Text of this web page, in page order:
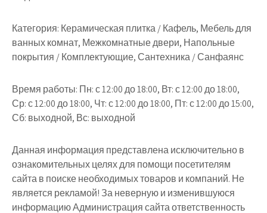
Категория: Керамическая плитка / Кафель, Мебель для
ванных комнат, Межкомнатные двери, Напольные
покрытия / Комплектующие, Сантехника / Санфаянс
Время работы: Пн: с 12:00 до 18:00, Вт: с 12:00 до 18:00,
Ср: с 12:00 до 18:00, Чт: с 12:00 до 18:00, Пт: с 12:00 до 15:00,
Сб: выходной, Вс: выходной
Данная информация представлена исключительно в
ознакомительных целях для помощи посетителям
сайта в поиске необходимых товаров и компаний. Не
является рекламой! За неверную и изменившуюся
информацию Администрация сайта ответственность